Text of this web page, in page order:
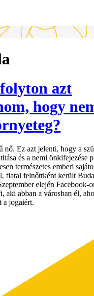
azt
hogy
nő. Ez azt jelenti, hogy a
és a nemi önkifejezése
természetes emberi
fiatal felnőttként került
elején Facebook-
aki abban a városban él,
a jogaiért.